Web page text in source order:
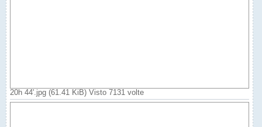
20h 44'.jpg (61.41 KiB) Visto 7131 volte